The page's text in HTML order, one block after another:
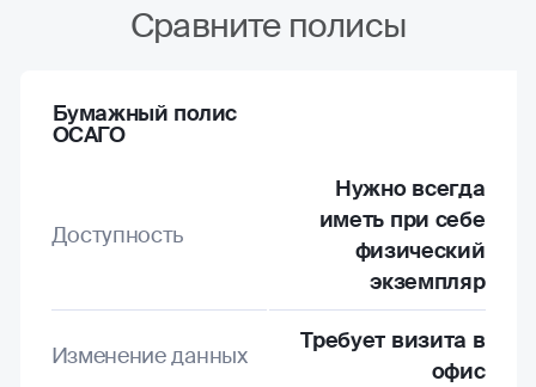
Сравните полисы
Бумажный полис
ОСАГО
Доступность
Нужно всегда
иметь при себе
физический
экземпляр
Изменение данных
Требует визита в
офис